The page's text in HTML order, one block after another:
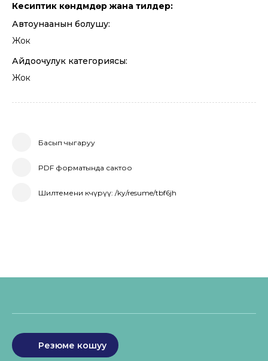
Кесиптик көндүмдөр жана тилдер:
Автоунаанын болушу:
Жок
Айдоочулук категориясы:
Жок
Басып чыгаруу
PDF форматында сактоо
Шилтемени көчүрүү: /ky/resume/tbf6jh
Резюме кошуу